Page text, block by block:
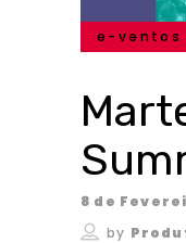
e-ventos
8 de
by